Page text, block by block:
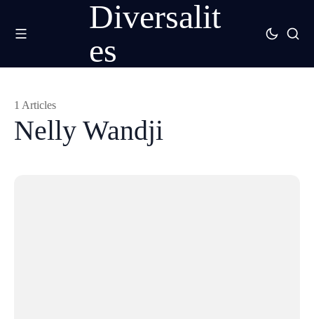
Diversalit
es
Nelly Wandji
1 Articles